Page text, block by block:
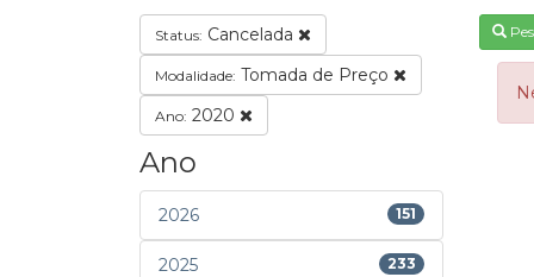
Status: Cancelada
Modalidade: Tomada de Preço
Ano: 2020
Ano
2026 151
2025 233